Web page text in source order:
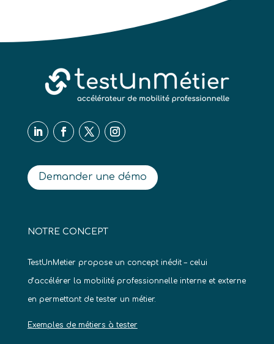
Demander une démo
NOTRE CONCEPT
TestUnMetier propose un concept inédit – celui
d’accélérer la mobilité professionnelle interne et externe
en permettant de tester un métier.
Exemples de métiers à tester